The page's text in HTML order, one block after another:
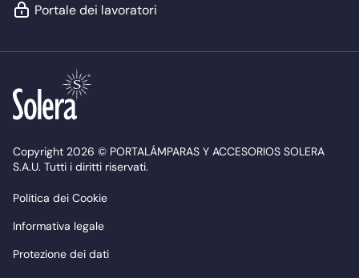
Portale dei lavoratori
Copyright 2026 © PORTALÁMPARAS Y ACCESORIOS SOLERA
S.A.U. Tutti i diritti riservati.
Politica dei Cookie
Informativa legale
Protezione dei dati